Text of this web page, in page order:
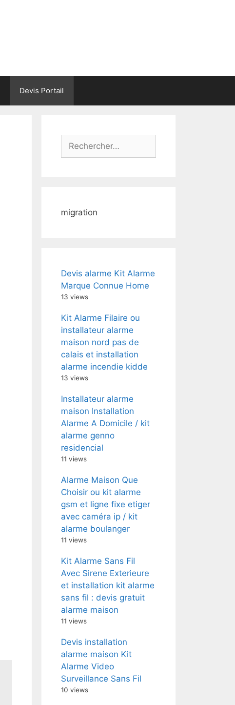
Devis Portail
Rechercher :
migration
Devis alarme Kit Alarme
Marque Connue Home
13 views
Kit Alarme Filaire ou
installateur alarme
maison nord pas de
calais et installation
alarme incendie kidde
13 views
Installateur alarme
maison Installation
Alarme A Domicile / kit
alarme genno
residencial
11 views
Alarme Maison Que
Choisir ou kit alarme
gsm et ligne fixe etiger
avec caméra ip / kit
alarme boulanger
11 views
Kit Alarme Sans Fil
Avec Sirene Exterieure
et installation kit alarme
sans fil : devis gratuit
alarme maison
11 views
Devis installation
alarme maison Kit
Alarme Video
Surveillance Sans Fil
10 views